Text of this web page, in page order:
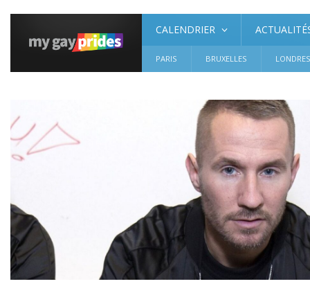
CALENDRIER
PARIS BRUXELLES LONDRES